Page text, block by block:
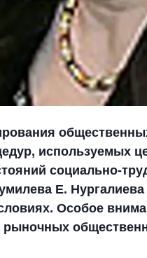
используемых
социально-
Е. Нургалиева
Особое